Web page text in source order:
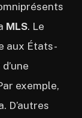
MLS. Le
aux États-
exemple,
D’autres